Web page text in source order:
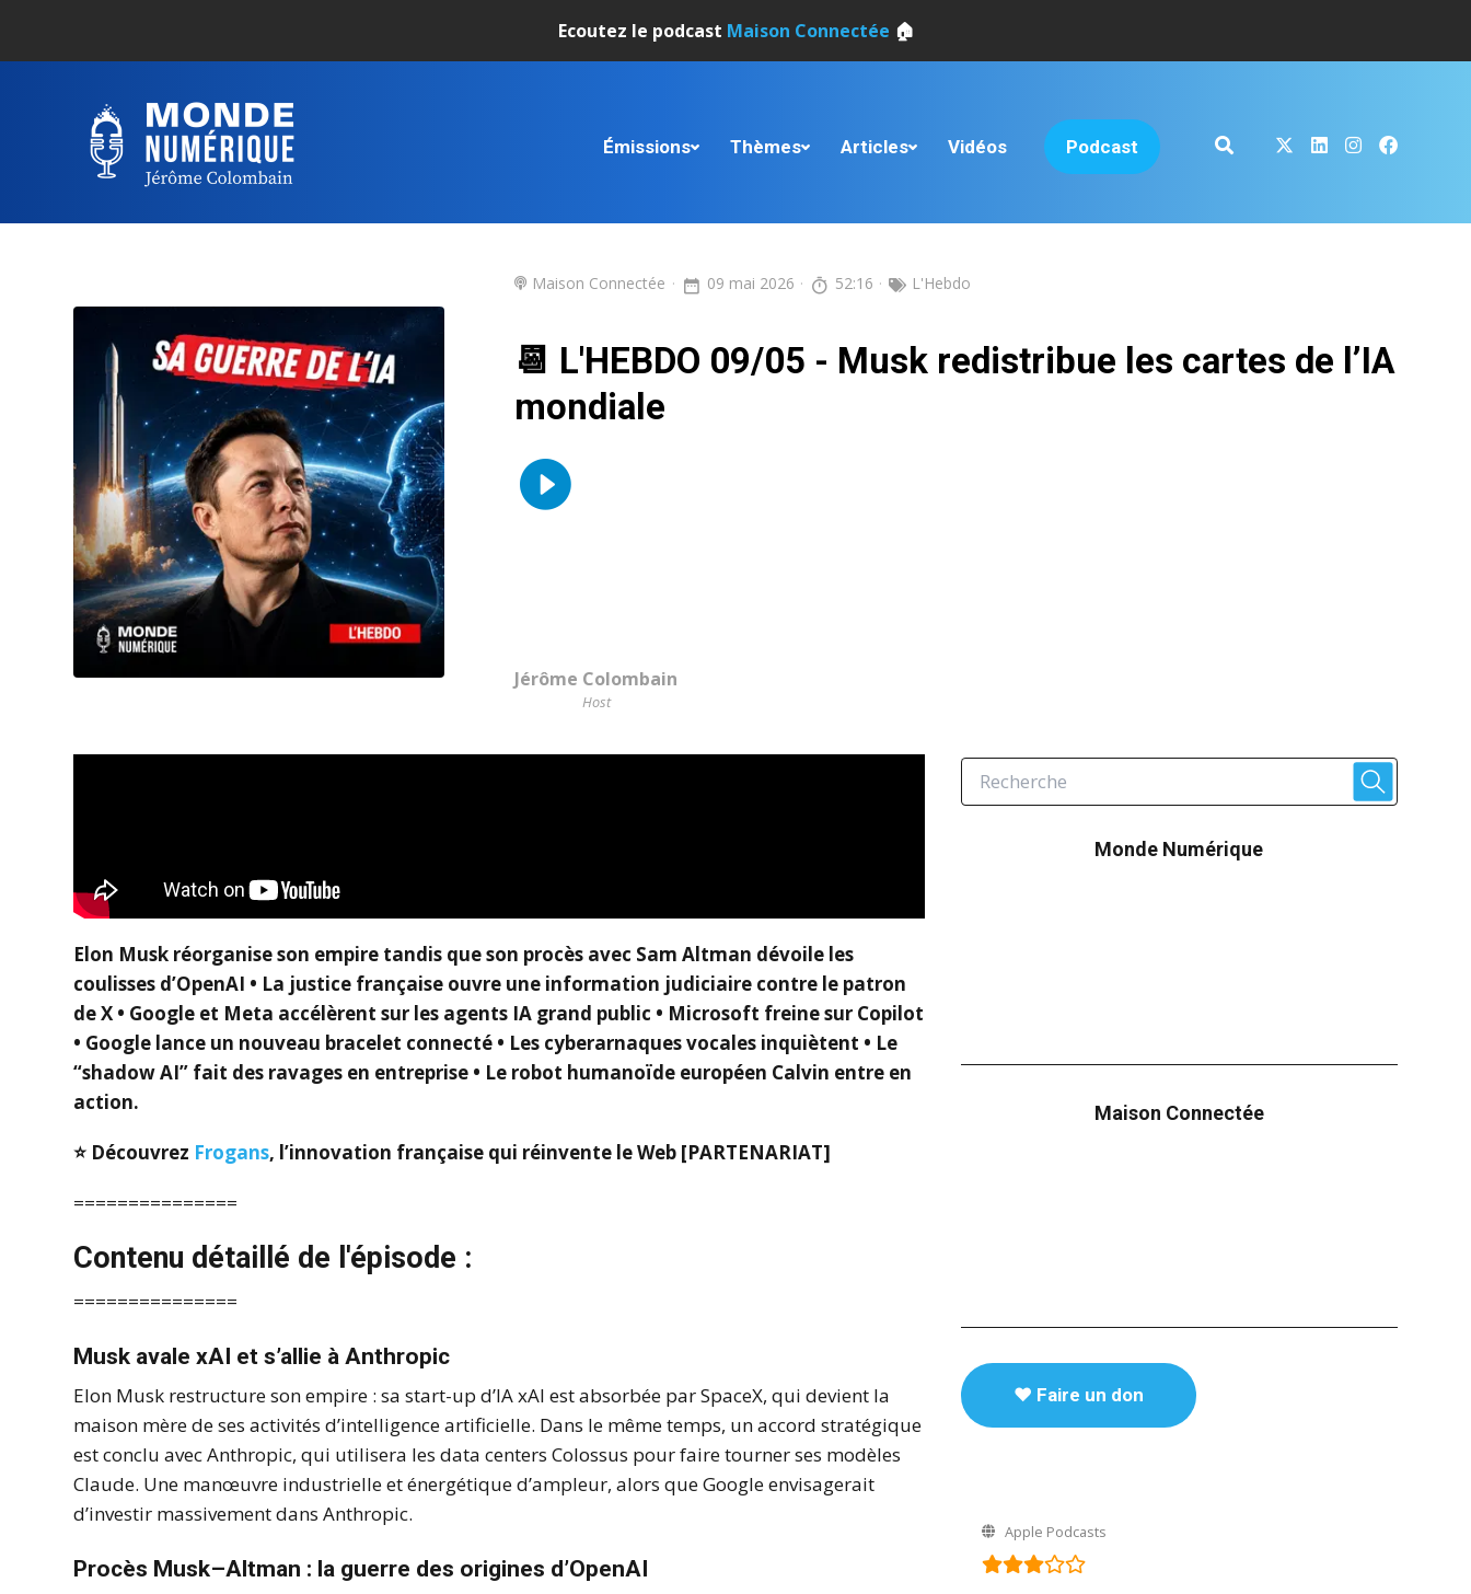
Ecoutez le podcast Maison Connectée 🏠
Émissions Thèmes Articles Vidéos Podcast
Maison Connectée 09 mai 2026 52:16 L'Hebdo
📆 L'HEBDO 09/05 - Musk redistribue les cartes de l’IA
mondiale
Jérôme Colombain
Host
Elon Musk réorganise son empire tandis que son procès avec Sam Altman dévoile les
coulisses d’OpenAI • La justice française ouvre une information judiciaire contre le patron
de X • Google et Meta accélèrent sur les agents IA grand public • Microsoft freine sur Copilot
• Google lance un nouveau bracelet connecté • Les cyberarnaques vocales inquiètent • Le
“shadow AI” fait des ravages en entreprise • Le robot humanoïde européen Calvin entre en
action.
⭐️ Découvrez Frogans, l’innovation française qui réinvente le Web [PARTENARIAT]
===============
Contenu détaillé de l'épisode :
===============
Musk avale xAI et s’allie à Anthropic
Elon Musk restructure son empire : sa start-up d’IA xAI est absorbée par SpaceX, qui devient la
maison mère de ses activités d’intelligence artificielle. Dans le même temps, un accord stratégique
est conclu avec Anthropic, qui utilisera les data centers Colossus pour faire tourner ses modèles
Claude. Une manœuvre industrielle et énergétique d’ampleur, alors que Google envisagerait
d’investir massivement dans Anthropic.
Procès Musk–Altman : la guerre des origines d’OpenAI
Monde Numérique
Maison Connectée
♥️ Faire un don
Apple Podcasts